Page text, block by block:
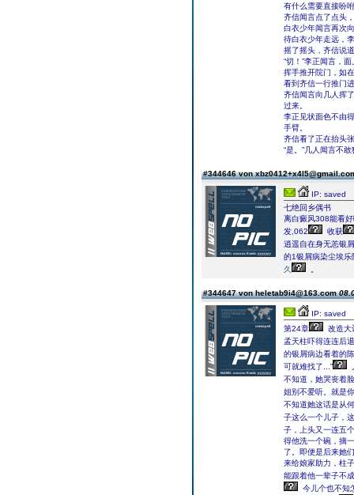
有什么需要直接吩
齐信闻言点了点头
白衣少年闻言再次
待白衣少年走远，
摇了摇头，齐信说
“切！”李正闻言，
挥手推开院门，如
看到齐信一行推门
齐信闻言向几人挥
过来。
李正见状面色不由
手臂。
齐信看了正在抬头
“是。”几人闻言不
#344646 von
IP: saved
七绝回乡偶书
离白癜风308能看
发,062
收获
逍遥自在身无恙银
的1银屑病染尘埃
久
#344647 von heletab9i4@163.com
IP: saved
第24章
改造大
孟天柱吓得连连后
的银屑病边看着的
可就难找了...”
不知道，她哭丧着
姐别不爱听。就是
不知道她这话是从
子这么一个儿子，
子，上头又一连五
得他洗一个碗，摘
了。即便是后来她
来给娘家助力，柱
能跟着他一辈子不
今儿个也不知